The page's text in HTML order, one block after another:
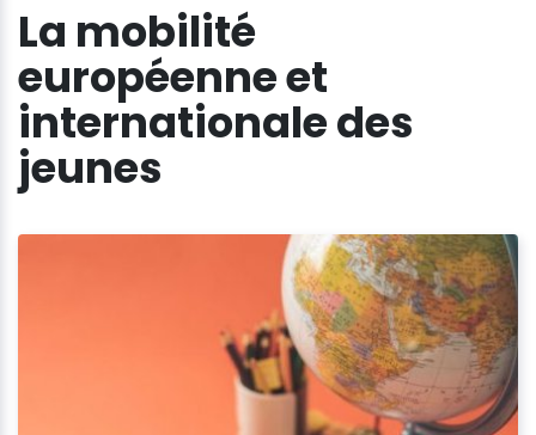
La mobilité
européenne et
internationale des
jeunes